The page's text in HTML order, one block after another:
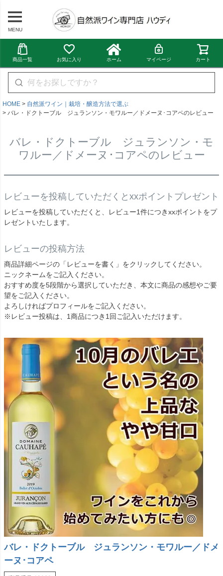
MENU
商品一覧 お気に入り ホーム マイページ カート
HOME
自然派ワイン｜栽培・醸造方法で選ぶ
バレ・ドクトーブル ジュランソン・モワルー／ドメーヌ･コアペのレビュー
バレ・ドクトーブル ジュランソン・モ
ワルー／ドメーヌ･コアペのレビュー
レビューを投稿していただくとxxポイントプレゼント
レビューを投稿していただくと、レビュー1件につきxxポイントをプ
レゼントいたします。
レビューの投稿方法
商品詳細ページの「レビューを書く」をクリックしてください。
ニックネームをご記入ください。
おすすめ度を5段階から選択していただき、本文に商品の感想やご要
望をご記入ください。
よろしければプロフィールをご記入ください。
※レビュー投稿は、1商品につき1回ご記入いただけます。
バレ・ドクトーブル ジュランソン・モワルー／ドメ
ーヌ･コアペ